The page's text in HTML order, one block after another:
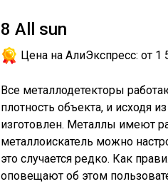
8 All sun
Цена на АлиЭкспресс: от 1
Все металлодетекторы
плотность объекта, и исходя
изготовлен. Металлы имеют
металлоискатель можно
это случается редко. Как
оповещают об этом